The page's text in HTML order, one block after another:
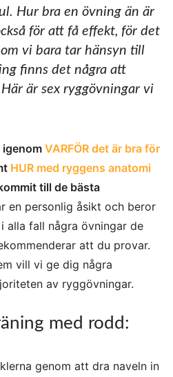
Hur bra en övning än är
för att få effekt, för det
vi bara tar hänsyn till
finns det några att
är sex ryggövningar vi
igenom VARFÖR det är bra för
HUR med ryggens anatomi
till de bästa
en personlig åsikt och beror
alla fall några övningar de
att du provar.
vill vi ge dig några
av ryggövningar.
med rodd:
genom att dra naveln in